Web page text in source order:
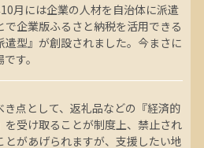
月には企業の人材を自治体に派遣
で企業版ふるさと納税を活用できる
遣型』が創設されました。今まさに
す。
き点として、返礼品などの『経済的
を受け取ることが制度上、禁止され
とがあげられますが、支援したい地